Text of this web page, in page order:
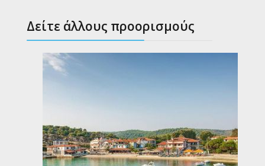
Δείτε άλλους προορισμούς